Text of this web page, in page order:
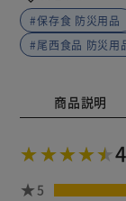
#保存食 防災用品
#尾西食品 防災用
商品説明
5